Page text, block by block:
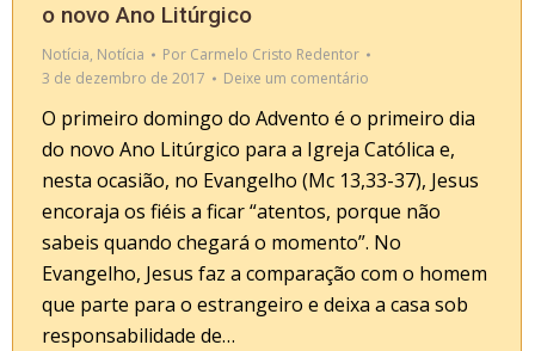
o novo Ano Litúrgico
Notícia, Notícia Por Carmelo Cristo Redentor
3 de dezembro de 2017
Deixe um comentário
O primeiro domingo do Advento é o primeiro dia
do novo Ano Litúrgico para a Igreja Católica e,
nesta ocasião, no Evangelho (Mc 13,33-37), Jesus
encoraja os fiéis a ficar “atentos, porque não
sabeis quando chegará o momento”. No
Evangelho, Jesus faz a comparação com o homem
que parte para o estrangeiro e deixa a casa sob
responsabilidade de…